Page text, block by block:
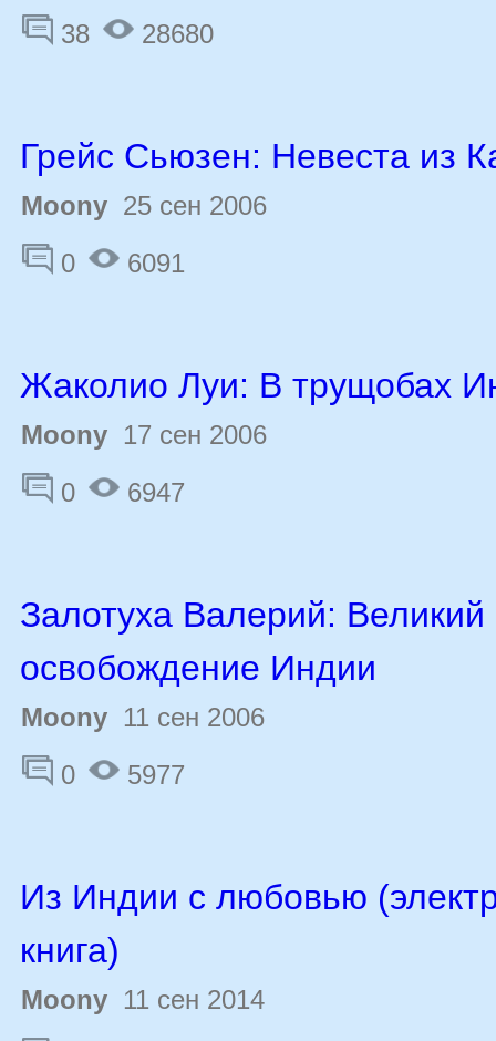
38 28680
Грейс Сьюзен: Невеста из
Moony 25 сен 2006
0
6091
Жаколио Луи: В трущобах
Moony 17 сен 2006
0
6947
Залотуха Валерий: Великий
освобождение Индии
Moony 11 сен 2006
0
5977
Из Индии с любовью
книга)
Moony 11 сен 2014